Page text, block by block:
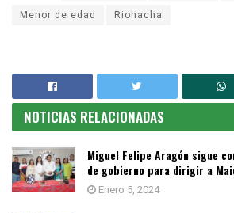
Menor de edad
Riohacha
NOTICIAS RELACIONADAS
Miguel Felipe Aragón sigue
de gobierno para dirigir a
Enero 5, 2024